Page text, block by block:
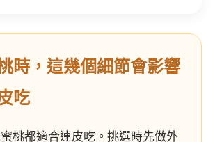
時，這幾個細節會影響
吃
桃都適合連皮吃。挑選時先做外